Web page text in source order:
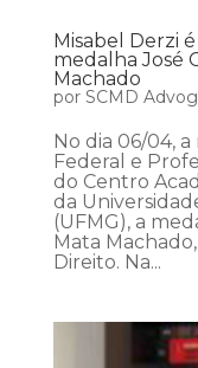
Misabel Derzi
medalha José
Machado
por SCMD
No dia 06/04, a
Federal e
do Centro
da
(UFMG), a
Mata
Direito. Na...